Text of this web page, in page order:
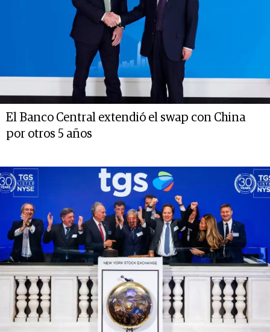
El Banco Central extendió el swap con China
por otros 5 años